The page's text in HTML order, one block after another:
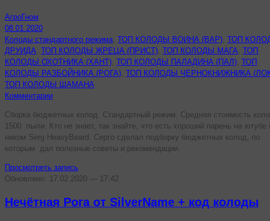
АгроГном
08.01.2020
Колоды стандартного режима ТОП КОЛОДЫ ВОИНА (ВАР) ТОП
ДРУИДА ТОП КОЛОДЫ ЖРЕЦА (ПРИСТ) ТОП КОЛОДЫ МАГА ТОП
КОЛОДЫ ОХОТНИКА (ХАНТ) ТОП КОЛОДЫ ПАЛАДИНА (ПАЛ) ТОП
КОЛОДЫ РАЗБОЙНИКА (РОГА) ТОП КОЛОДЫ ЧЕРНОКНИЖНИКА
ТОП КОЛОДЫ ШАМАНА
Комментарии
Сборка бюджетных колод. Стандартный режим. Средняя стоимость
1500 пыли. Кто не знает, так знайте, что есть хороший парень на ютубе
ником Serg HeavyBeard. Серго сделал подборку бюджетных колод, по
которым дал полезные советы и рекомендации.
Просмотреть запись
Обновлено: 17.02.2020 — 17:42
Нечётная Рога от SilverName + код колоды